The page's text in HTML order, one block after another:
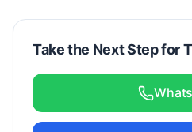
Take the Next Step for